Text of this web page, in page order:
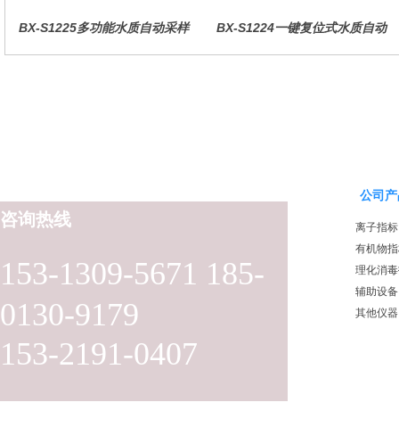
BX-S1225多功能水质自动采样
BX-S1224一键复位式水质自动
153-1309-5671 185-
0130-9179
153-2191-0407
咨询热线
公司
离子指标
有机物
理化消
辅助设备
其他仪器